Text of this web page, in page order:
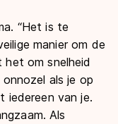
“Het is te
manier om de
om snelheid
als je op
iedereen van je.
Als